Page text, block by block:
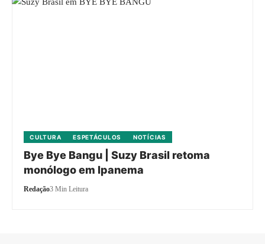
CULTURA ESPETÁCULOS NOTÍCIAS
Bye Bye Bangu | Suzy Brasil retoma
monólogo em Ipanema
Redação3 Min Leitura